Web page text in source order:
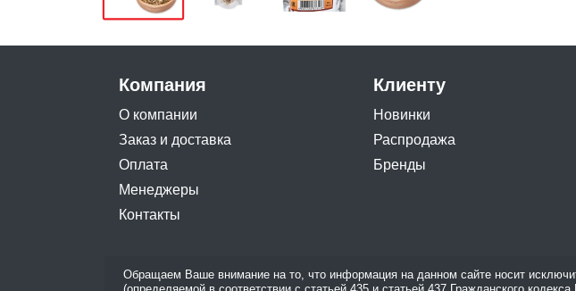
Компания
О компании
Заказ и доставка
Оплата
Менеджеры
Контакты
Клиенту
Новинки
Распродажа
Бренды
Обращаем Ваше внимание на то, что информация на данном сайте носит